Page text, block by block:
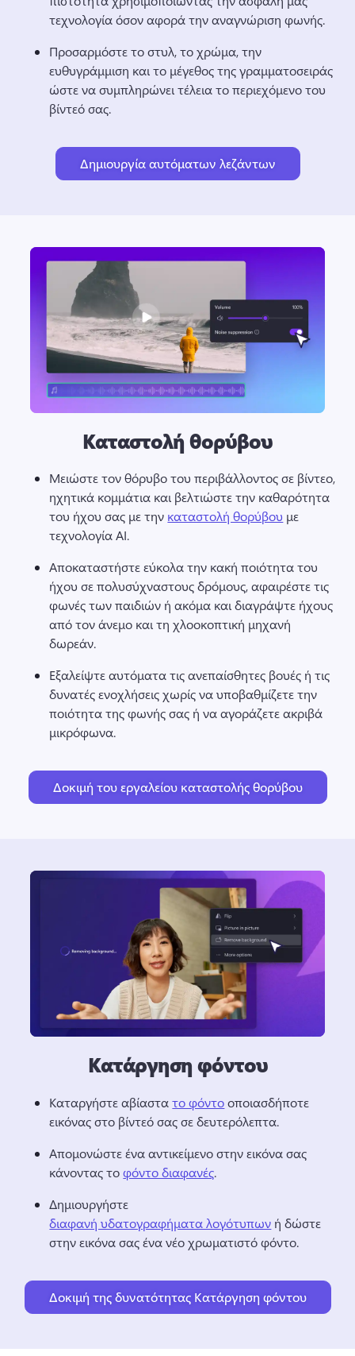
τεχνολογία όσον αφορά την αναγνώριση φωνής.
Προσαρμόστε το στυλ, το χρώμα, την
ευθυγράμμιση και το μέγεθος της γραμματοσειράς
ώστε να συμπληρώνει τέλεια το περιεχόμενο του
βίντεό σας.
Δημιουργία αυτόματων λεζάντων
Καταστολή θορύβου
Μειώστε τον θόρυβο του περιβάλλοντος σε βίντεο,
ηχητικά κομμάτια και βελτιώστε την καθαρότητα
του ήχου σας με την καταστολή θορύβου με
τεχνολογία AI.
Αποκαταστήστε εύκολα την κακή ποιότητα του
ήχου σε πολυσύχναστους δρόμους, αφαιρέστε τις
φωνές των παιδιών ή ακόμα και διαγράψτε ήχους
από τον άνεμο και τη χλοοκοπτική μηχανή
δωρεάν.
Εξαλείψτε αυτόματα τις ανεπαίσθητες βουές ή τις
δυνατές ενοχλήσεις χωρίς να υποβαθμίζετε την
ποιότητα της φωνής σας ή να αγοράζετε ακριβά
μικρόφωνα.
Δοκιμή του εργαλείου καταστολής θορύβου
Κατάργηση φόντου
Καταργήστε αβίαστα το φόντο οποιασδήποτε
εικόνας στο βίντεό σας σε δευτερόλεπτα.
Απομονώστε ένα αντικείμενο στην εικόνα σας
κάνοντας το φόντο διαφανές.
Δημιουργήστε
διαφανή υδατογραφήματα λογότυπων ή δώστε
στην εικόνα σας ένα νέο χρωματιστό φόντο.
Δοκιμή της δυνατότητας Κατάργηση φόντου